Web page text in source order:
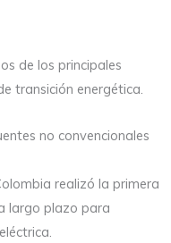
de los principales
transición energética.
no convencionales
realizó la primera
largo plazo para